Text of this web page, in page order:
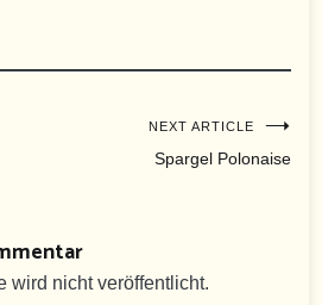
NEXT ARTICLE
Spargel Polonaise
wird nicht veröffentlicht.